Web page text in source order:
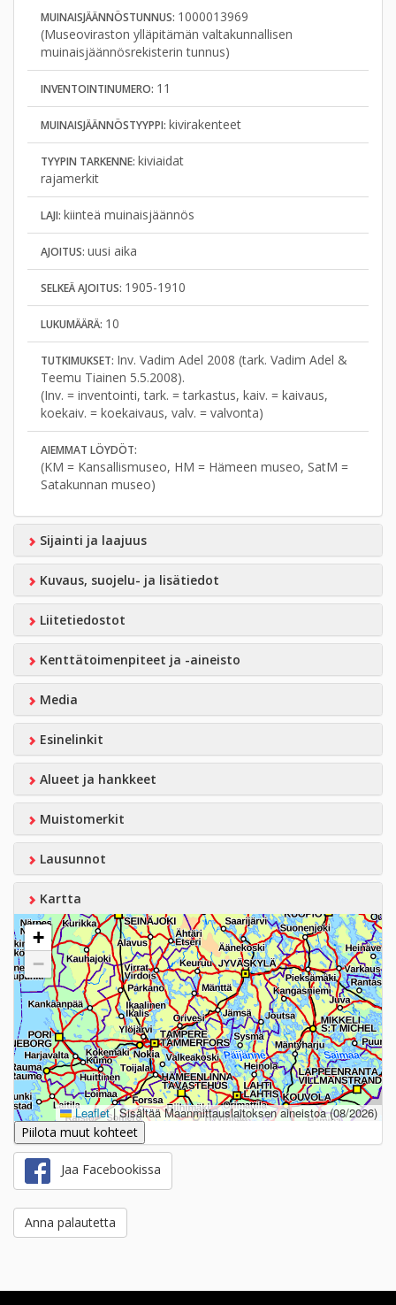
MUINAISJÄÄNNÖSTUNNUS: 1000013969
(Museoviraston ylläpitämän valtakunnallisen
muinaisjäännösrekisterin tunnus)
INVENTOINTINUMERO: 11
MUINAISJÄÄNNÖSTYYPPI: kivirakenteet
TYYPIN TARKENNE: kiviaidat
rajamerkit
LAJI: kiinteä muinaisjäännös
AJOITUS: uusi aika
SELKEÄ AJOITUS: 1905-1910
LUKUMÄÄRÄ: 10
TUTKIMUKSET: Inv. Vadim Adel 2008 (tark. Vadim Adel &
Teemu Tiainen 5.5.2008).
(Inv. = inventointi, tark. = tarkastus, kaiv. = kaivaus,
koekaiv. = koekaivaus, valv. = valvonta)
AIEMMAT LÖYDÖT:
(KM = Kansallismuseo, HM = Hämeen museo, SatM =
Satakunnan museo)
Sijainti ja laajuus
Kuvaus, suojelu- ja lisätiedot
Liitetiedostot
Kenttätoimenpiteet ja -aineisto
Media
Esinelinkit
Alueet ja hankkeet
Muistomerkit
Lausunnot
Kartta
+
−
Leaflet |Sisältää Maanmittauslaitoksen aineistoa (08/2026)
Piilota muut kohteet
Jaa Facebookissa
Anna palautetta